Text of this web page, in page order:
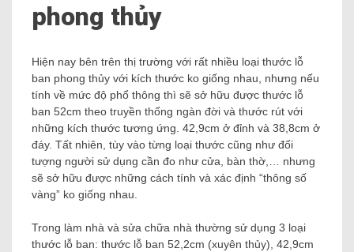
phong thủy
Hiện nay bên trên thị trường với rất nhiều loại thước lỗ
ban phong thủy với kích thước ko giống nhau, nhưng nếu
tính về mức độ phổ thông thì sẽ sở hữu được thước lỗ
ban 52cm theo truyền thống ngàn đời và thước rút với
những kích thước tương ứng. 42,9cm ở đỉnh và 38,8cm ở
đáy. Tất nhiên, tùy vào từng loại thước cũng như đối
tượng người sử dụng cần đo như cửa, bàn thờ,… nhưng
sẽ sở hữu được những cách tính và xác định “thông số
vàng” ko giống nhau.
Trong làm nhà và sửa chữa nhà thường sử dụng 3 loại
thước lỗ ban: thước lỗ ban 52,2cm (xuyên thủy), 42,9cm